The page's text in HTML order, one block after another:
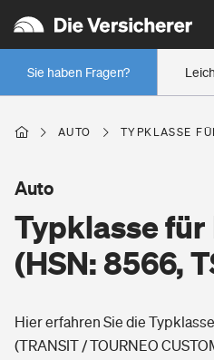
Sie haben Fragen?
Wer versichert was: Jetzt
Regionalklassen: So ist Ihre
Wer versichert was: Jetzt
Berufsunfähigkeitsversicherung
Erwerbsunfähigkeitsversicherung
Grundfähigkeitsversicherung
Wohnen
Freizeit
AUTO TYPKLASSE
Typklasse
(HSN: 8566,
Auto
Hier erfahren Sie die
(TRANSIT / TOURNEO